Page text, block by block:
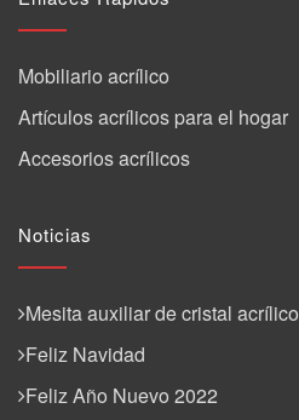
Mobiliario acrílico
Artículos acrílicos para el hogar
Accesorios acrílicos
Noticias
Mesita auxiliar de cristal acrílico
Feliz Navidad
Feliz Año Nuevo 2022